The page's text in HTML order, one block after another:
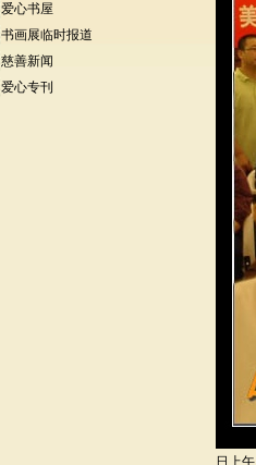
爱心书屋
书画展临时报道
慈善新闻
爱心专刊
日上